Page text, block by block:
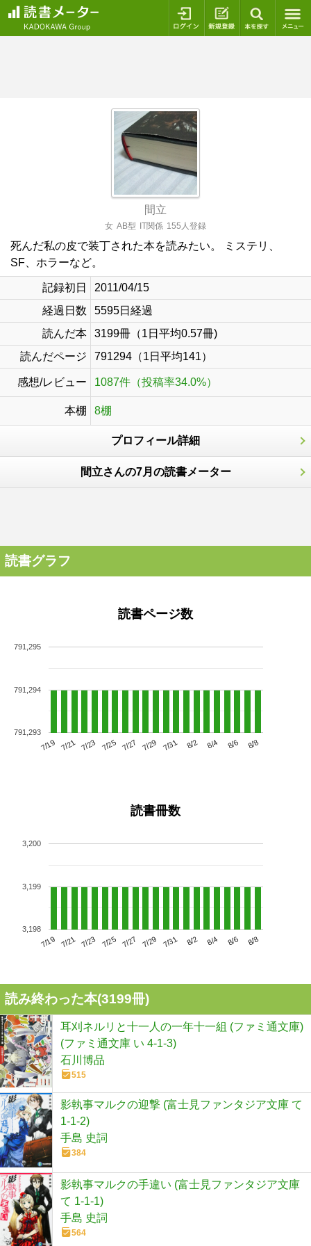
ログイン 新規登録
間立
女 AB型 IT関係 155人登録
死んだ私の皮で装丁された本を読みたい。 ミステリ、
SF、ホラーなど。
記録初日
2011/04/15
経過日数
5595日経過
読んだ本
3199冊（1日平均0.57冊)
読んだページ
791294（1日平均141）
感想/レビュー 1087件（投稿率34.0%）
本棚 8棚
プロフィール詳細
間立さんの7月の読書メーター
読書グラフ
読書ページ数
7/19 7/21 7/23 7/25 7/27 7/29 7/31 8/2 8/4 8/6 8/8
791,293
791,294
791,295
読書冊数
7/19 7/21 7/23 7/25 7/27 7/29 7/31 8/2 8/4 8/6 8/8
3,198
3,199
3,200
読み終わった本(3199冊)
耳刈ネルリと十一人の一年十一組 (ファミ通文庫)
(ファミ通文庫 い 4-1-3)
石川博品
515
影執事マルクの迎撃 (富士見ファンタジア文庫 て
1-1-2)
手島 史詞
384
影執事マルクの手違い (富士見ファンタジア文庫
て 1-1-1)
手島 史詞
564